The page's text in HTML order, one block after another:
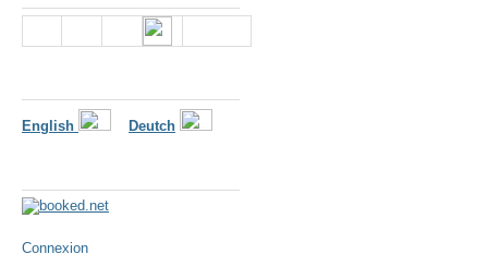
English Deutch
Connexion